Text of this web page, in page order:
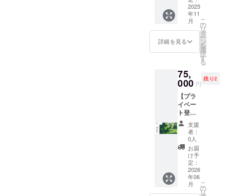
ト記載
(中)込み
(動画に
掲載す
前や
ニック
欄に入
力して
くださ
い)
・掲載
方法：
ロゴ・
バ
ナー・
または
7×5cm)
・注意
事項：
備考欄
に掲載
を希望
される
お名前
(ニック
ネーム
OK)を
ご記入
くださ
い ※ロ
本百名
山を歩
き続け
ますの
で応援
このリ
ターン
は【お
礼の
メッ
セージ
動画】
のリ
ターン
と同じ
内容に
なりま
す ※発
送予定
日は目
ショッ
トの中
から厳
選した
ポス
ターを
木製パ
取り付
け加工
したプ
レミア
ム版。
自宅や
オフィ
スでス
タイ
リッ
シュに
飾りた
い方へ
お届け
しま
2025
年11
月
詳細を見る
こ
の
リ
タ
ー
ン
を
選
択
す
る
75,
000 円
残り2
【プラ
イベー
ト登山
(日帰
り)】 一
緒に登
山した
い方、
希望の
山に一
緒に行
きま
支援
者：
0人
お届
け予
定：
2026
年06
月
こ
の
リ